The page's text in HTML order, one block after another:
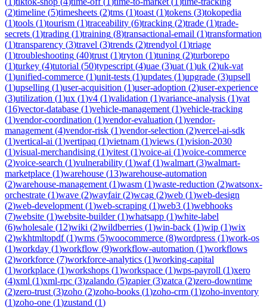
(2)timeline (5)timesheets (2)tms (1)toast (1)tokens (3)tokopedia
(1)tools (1)tourism (1)traceability (6)tracking (2)trade (1)trade-
secrets (1)trading (1)training (8)transactional-email (1)transformation
(1)transparency (3)travel (3)trends (2)trendyol (1)triage
(1)troubleshooting (40)trust (1)tryton (1)tuning (2)turborepo
(1)turkey (4)tutorial (50)typescript (4)uae (3)uat (1)uk (2)uk-vat
(1)unified-commerce (1)unit-tests (1)updates (1)upgrade (3)upsell
(1)upselling (1)user-acquisition (1)user-adoption (2)user-experience
(3)utilization (1)ux (1)v4 (1)validation (1)variance-analysis (1)vat
(16)vector-database (1)vehicle-management (1)vehicle-tracking
(1)vendor-coordination (1)vendor-evaluation (1)vendor-
management (4)vendor-risk (1)vendor-selection (2)vercel-ai-sdk
(1)vertical-ai (1)vertipaq (1)vietnam (1)views (1)vision-2030
(1)visual-merchandising (1)vitest (1)voice-ai (1)voice-commerce
(2)voice-search (1)vulnerability (1)waf(1)walmart (3)walmart-
marketplace (1)warehouse (13)warehouse-automation
(2)warehouse-management (1)wasm (1)waste-reduction (2)watsonx-
orchestrate (1)wave (2)wayfair(2)wcag (2)web (1)web-design
(2)web-development (1)web-scraping (1)web3 (1)webhooks
(7)website (1)website-builder(1)whatsapp (1)white-label
(6)wholesale (12)wiki (2)wildberries (1)win-back (1)wip (1)wix
(2)wkhtmltopdf(1)wms (5)woocommerce (8)wordpress (1)work-os
(1)workday (1)workflow (9)workflow-automation (1)workflows
(2)workforce (7)workforce-analytics (1)working-capital
(1)workplace (1)workshops (1)workspace (1)wps-payroll (1)xero
(4)xml (1)xml-rpc (3)zalando (5)zapier(3)zatca (2)zero-downtime
(2)zero-trust (3)zoho (2)zoho-books (1)zoho-crm (1)zoho-inventory
(1)zoho-one (1)zustand (1)